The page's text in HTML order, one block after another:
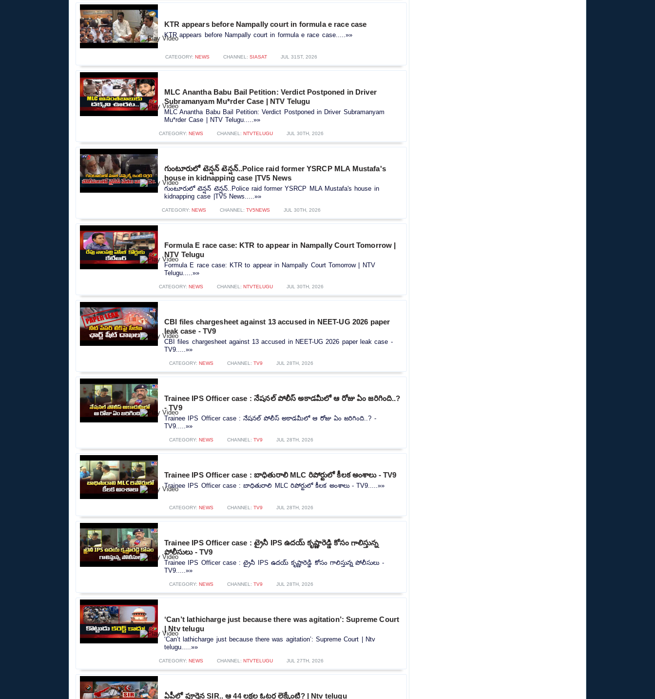
KTR appears before Nampally court in formula e race case
KTR appears before Nampally court in formula e race case.....»»
CATEGORY: NEWS CHANNEL: SIASAT JUL 31ST, 2026
MLC Anantha Babu Bail Petition: Verdict Postponed in Driver
Subramanyam Mu*rder Case | NTV Telugu
MLC Anantha Babu Bail Petition: Verdict Postponed in Driver Subramanyam
Mu*rder Case | NTV Telugu.....»»
CATEGORY: NEWS CHANNEL: NTVTELUGU JUL 30TH, 2026
గుంటూరులో టెన్షన్ టెన్షన్..Police raid former YSRCP MLA Mustafa's
house in kidnapping case |TV5 News
గుంటూరులో టెన్షన్ టెన్షన్..Police raid former YSRCP MLA Mustafa's house in
kidnapping case |TV5 News.....»»
CATEGORY: NEWS CHANNEL: TV5NEWS JUL 30TH, 2026
Formula E race case: KTR to appear in Nampally Court Tomorrow |
NTV Telugu
Formula E race case: KTR to appear in Nampally Court Tomorrow | NTV
Telugu.....»»
CATEGORY: NEWS CHANNEL: NTVTELUGU JUL 30TH, 2026
CBI files chargesheet against 13 accused in NEET-UG 2026 paper
leak case - TV9
CBI files chargesheet against 13 accused in NEET-UG 2026 paper leak case -
TV9.....»»
CATEGORY: NEWS CHANNEL: TV9 JUL 28TH, 2026
Trainee IPS Officer case : నేషనల్ పోలీస్ అకాడమీలో ఆ రోజు ఏం జరిగింది..?
- TV9
Trainee IPS Officer case : నేషనల్ పోలీస్ అకాడమీలో ఆ రోజు ఏం జరిగింది..? -
TV9.....»»
CATEGORY: NEWS CHANNEL: TV9 JUL 28TH, 2026
Trainee IPS Officer case : బాధితురాలి MLC రిపోర్టులో కీలక అంశాలు - TV9
Trainee IPS Officer case : బాధితురాలి MLC రిపోర్టులో కీలక అంశాలు - TV9.....»»
CATEGORY: NEWS CHANNEL: TV9 JUL 28TH, 2026
Trainee IPS Officer case : ట్రైనీ IPS ఉదయ్ కృష్ణారెడ్డి కోసం గాలిస్తున్న
పోలీసులు - TV9
Trainee IPS Officer case : ట్రైనీ IPS ఉదయ్ కృష్ణారెడ్డి కోసం గాలిస్తున్న పోలీసులు -
TV9.....»»
CATEGORY: NEWS CHANNEL: TV9 JUL 28TH, 2026
‘Can’t lathicharge just because there was agitation’: Supreme Court
| Ntv telugu
‘Can’t lathicharge just because there was agitation’: Supreme Court | Ntv
telugu.....»»
CATEGORY: NEWS CHANNEL: NTVTELUGU JUL 27TH, 2026
ఏపీలో పూర్తైన SIR.. ఆ 44 లక్షల ఓటర్ల లెక్కేంటి? | Ntv telugu